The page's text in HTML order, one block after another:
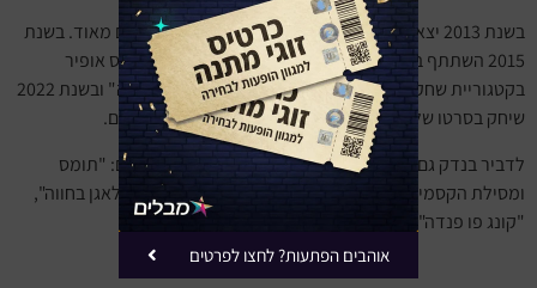
בשנת 2013 יצא הסרט "מי מפחד מהזאב הרע" שהתפרסם מאוד. בשנת
2015 השתתף בסרט "ארץ פצועה" שעליו היה מועמד לפרס אופיר
בקטגוריית שחקן המשנה. באותה שנה שיחק בסרט "איביזה" ובשנת 2022
שיחק בסרטו של גיא נתיב "גולדה" על מלחמת יום הכיפורים.
לדביר בנדק גם קריירת דיבוב ענפה. סרטים שהוא דיבב הם: "תומס
ומסילת הקסמים", "נרניה", "ג׳ונגל סיטי", "חיים בזרם", "בלאגן בחווה",
"קונג פו פנדה", "מדגסקר 2".
אוהבים הפתעות? לחצו לפרטים